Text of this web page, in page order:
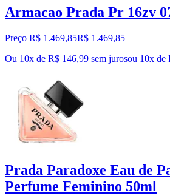
Armacao Prada Pr 16zv
Preço R$ 1.469,85R$ 1.469,85
Ou 10x de R$ 146,99 sem jurosou 10x de
Prada Paradoxe Eau de
Perfume Feminino 50ml